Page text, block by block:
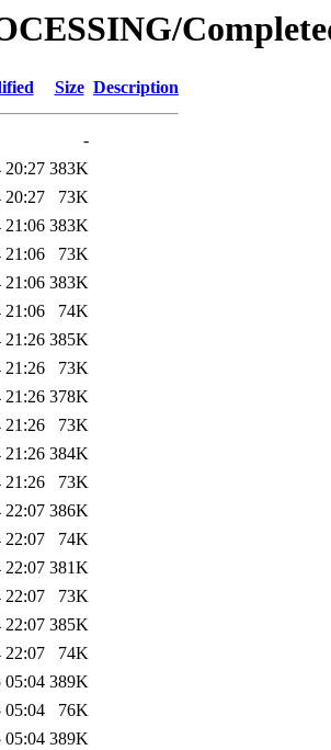
Size Description
-
20:27 383K
20:27
73K
21:06 383K
21:06
73K
21:06 383K
21:06
74K
21:26 385K
21:26
73K
21:26 378K
21:26
73K
21:26 384K
21:26
73K
22:07 386K
22:07
74K
22:07 381K
22:07
73K
22:07 385K
22:07
74K
05:04 389K
05:04
76K
05:04 389K